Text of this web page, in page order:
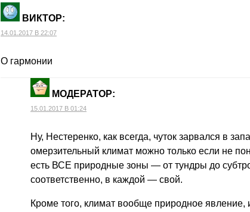
ВИКТОР:
14.01.2017 В 22:07
О гармонии
МОДЕРАТОР:
15.01.2017 В 01:24
Ну, Нестеренко, как всегда, чуток зарвался в
омерзительный климат можно только если не
есть ВСЕ природные зоны — от тундры до
соответственно, в каждой — свой.
Кроме того, климат вообще природное